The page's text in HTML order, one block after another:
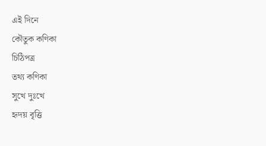
এই দিনে
কৌতুক কণিকা
চিঠিপত্র
তথ্য কণিকা
সুখে দুঃখে
হৃদয় বৃত্তি